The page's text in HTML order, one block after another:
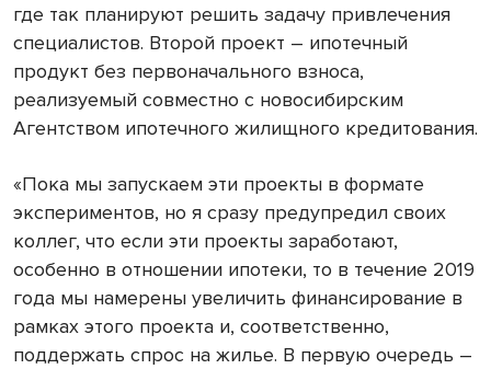
где так планируют решить задачу привлечения
специалистов. Второй проект – ипотечный
продукт без первоначального взноса,
реализуемый совместно с новосибирским
Агентством ипотечного жилищного кредитования.
«Пока мы запускаем эти проекты в формате
экспериментов, но я сразу предупредил своих
коллег, что если эти проекты заработают,
особенно в отношении ипотеки, то в течение 2019
года мы намерены увеличить финансирование в
рамках этого проекта и, соответственно,
поддержать спрос на жилье. В первую очередь –